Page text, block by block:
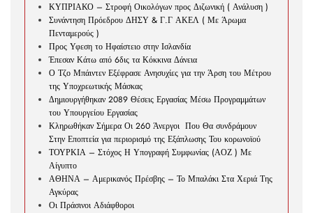
ΚΥΠΡΙΑΚΟ – Στροφή Οικολόγων προς Διζωνική ( Ανάλυση )
Συνάντηση Πρόεδρου ΔΗΣΥ & Γ.Γ ΑΚΕΛ ( Με Άρωμα
Πενταμερούς )
Προς Υφεση το Ηφαίστειο στην Ισλανδία
Έπεσαν Κάτω από 6δις τα Κόκκινα Δάνεια
Ο Τζο Μπάιντεν Εξέφρασε Ανησυχίες για την Άρση του Μέτρου
της Υποχρεωτικής Μάσκας
Δημιουργήθηκαν 2089 Θέσεις Εργασίας Μέσω Προγραμμάτων
του Υπουργείου Εργασίας
Κληρωθήκαν Σήμερα Οι 260 Άνεργοι Που Θα συνδράμουν
Στην Εποπτεία για περιορισμό της Εξάπλωσης Του κορωνοϊού
ΤΟΥΡΚΙΑ – Στόχος Η Υπογραφή Συμφωνίας (ΑΟΖ ) Με
Αίγυπτο
ΑΘΗΝΑ – Αμερικανός Πρέσβης – Το Μπαλάκι Στα Χεριά Της
Αγκύρας
Οι Πράσινοι Αδιάφθοροι